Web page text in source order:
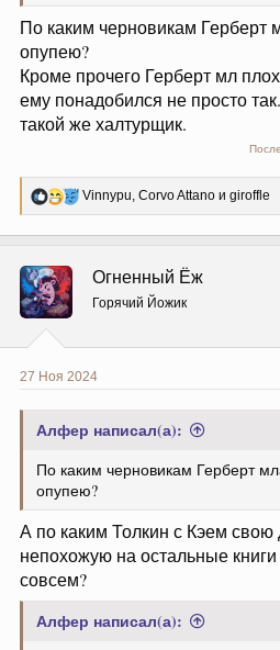
По каким черновикам
опупею?
Кроме прочего Герберт мл
ему понадобился не просто
такой же халтурщик.
Р
е
Vinnypu, Corvo Attano и giroffle
Огненный Ёж
Горячий Йожик
27 Ноя 2024
Алфер написал(а):
По каким черновикам Герберт
опупею?
А по каким Толкин с Кэем
непохожую на остальные
совсем?
Алфер написал(а):